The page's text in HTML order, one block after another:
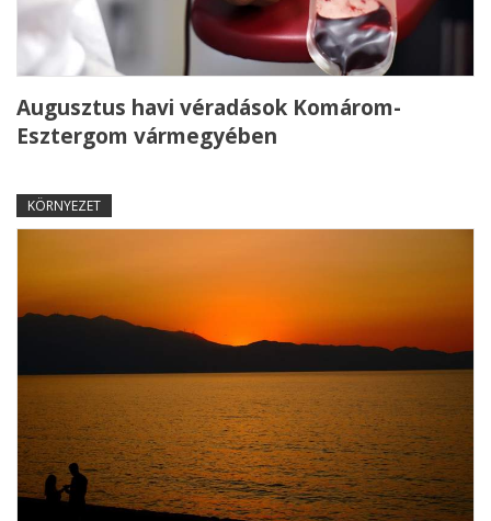
Augusztus havi véradások Komárom-
Esztergom vármegyében
KÖRNYEZET